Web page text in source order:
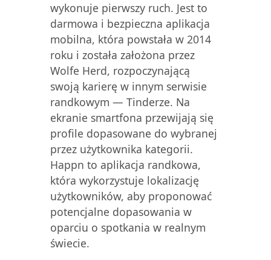
wykonuje pierwszy ruch. Jest to
darmowa i bezpieczna aplikacja
mobilna, która powstała w 2014
roku i została założona przez
Wolfe Herd, rozpoczynającą
swoją karierę w innym serwisie
randkowym — Tinderze. Na
ekranie smartfona przewijają się
profile dopasowane do wybranej
przez użytkownika kategorii.
Happn to aplikacja randkowa,
która wykorzystuje lokalizację
użytkowników, aby proponować
potencjalne dopasowania w
oparciu o spotkania w realnym
świecie.